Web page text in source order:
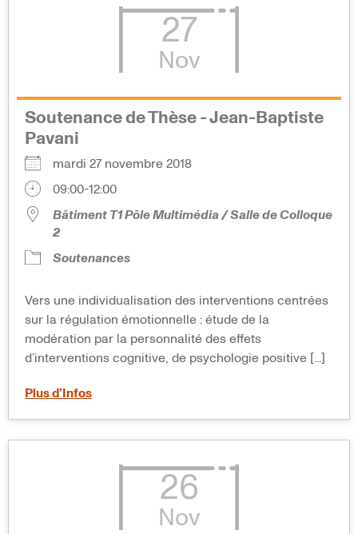
27
Nov
Soutenance de Thèse - Jean-Baptiste
Pavani
mardi 27 novembre 2018
09:00-12:00
Bâtiment T1 Pôle Multimédia / Salle de Colloque
2
Soutenances
Vers une individualisation des interventions centrées
sur la régulation émotionnelle : étude de la
modération par la personnalité des effets
d’interventions cognitive, de psychologie positive [...]
Plus d’Infos
26
Nov